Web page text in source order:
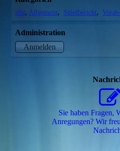
alle Allgemein Spielbericht
Administration
Anmelden
Sie haben Fragen,
Anregungen? Wir